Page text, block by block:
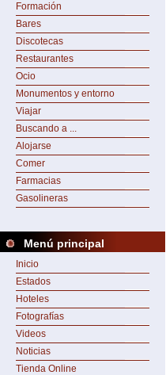
Formación
Bares
Discotecas
Restaurantes
Ocio
Monumentos y entorno
Viajar
Buscando a ...
Alojarse
Comer
Farmacias
Gasolineras
Menú principal
Inicio
Estados
Hoteles
Fotografías
Videos
Noticias
Tienda Online